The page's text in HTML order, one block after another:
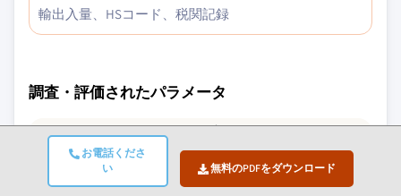
お電話くださ
い
無料のPDFをダウンロード
輸出入量、HSコード、税関記録
調査・評価されたパラメータ
マクロ経済要因
ミクロ経済要因